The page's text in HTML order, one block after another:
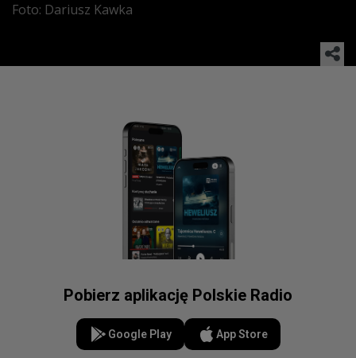
Foto: Dariusz Kawka
Pobierz aplikację Polskie Radio
Google Play App Store